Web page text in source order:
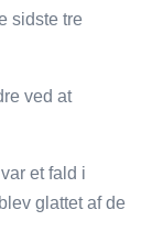
sidste tre
ved at
et fald i
glattet af de